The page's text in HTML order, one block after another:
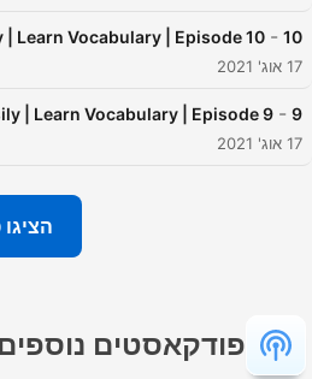
10
-
| Learn Vocabulary | Episode 10
17 אוג' 2021
9
-
| Learn Vocabulary | Episode 9
17 אוג' 2021
פודקאסטים